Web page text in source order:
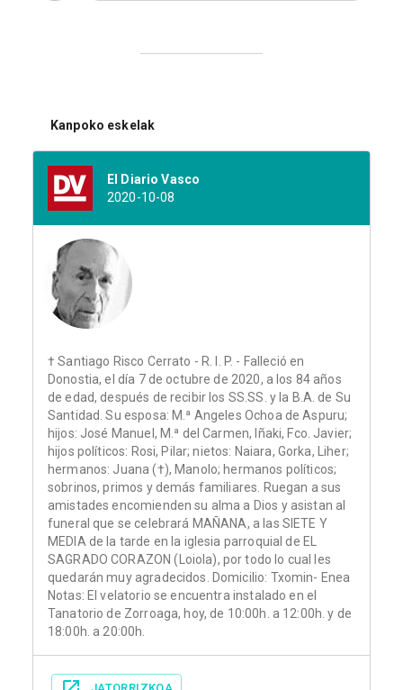
Kanpoko eskelak
El Diario Vasco
2020-10-08
† Santiago Risco Cerrato - R. I. P. - Falleció en
Donostia, el día 7 de octubre de 2020, a los 84 años
de edad, después de recibir los SS.SS. y la B.A. de Su
Santidad. Su esposa: M.ª Angeles Ochoa de Aspuru;
hijos: José Manuel, M.ª del Carmen, Iñaki, Fco. Javier;
hijos políticos: Rosi, Pilar; nietos: Naiara, Gorka, Liher;
hermanos: Juana (†), Manolo; hermanos políticos;
sobrinos, primos y demás familiares. Ruegan a sus
amistades encomienden su alma a Dios y asistan al
funeral que se celebrará MAÑANA, a las SIETE Y
MEDIA de la tarde en la iglesia parroquial de EL
SAGRADO CORAZON (Loiola), por todo lo cual les
quedarán muy agradecidos. Domicilio: Txomin- Enea
Notas: El velatorio se encuentra instalado en el
Tanatorio de Zorroaga, hoy, de 10:00h. a 12:00h. y de
18:00h. a 20:00h.